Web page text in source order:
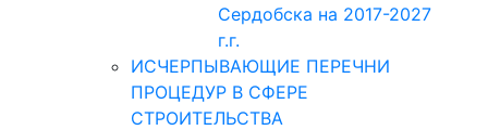
Сердобска на 2017-2027
г.г.
ИСЧЕРПЫВАЮЩИЕ ПЕРЕЧНИ
ПРОЦЕДУР В СФЕРЕ
СТРОИТЕЛЬСТВА